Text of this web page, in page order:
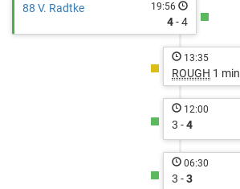
88 V. Radtke 19:56
4- 4
13:35
ROUGH 1 min
12:00
3 -4
06:30
3 -3